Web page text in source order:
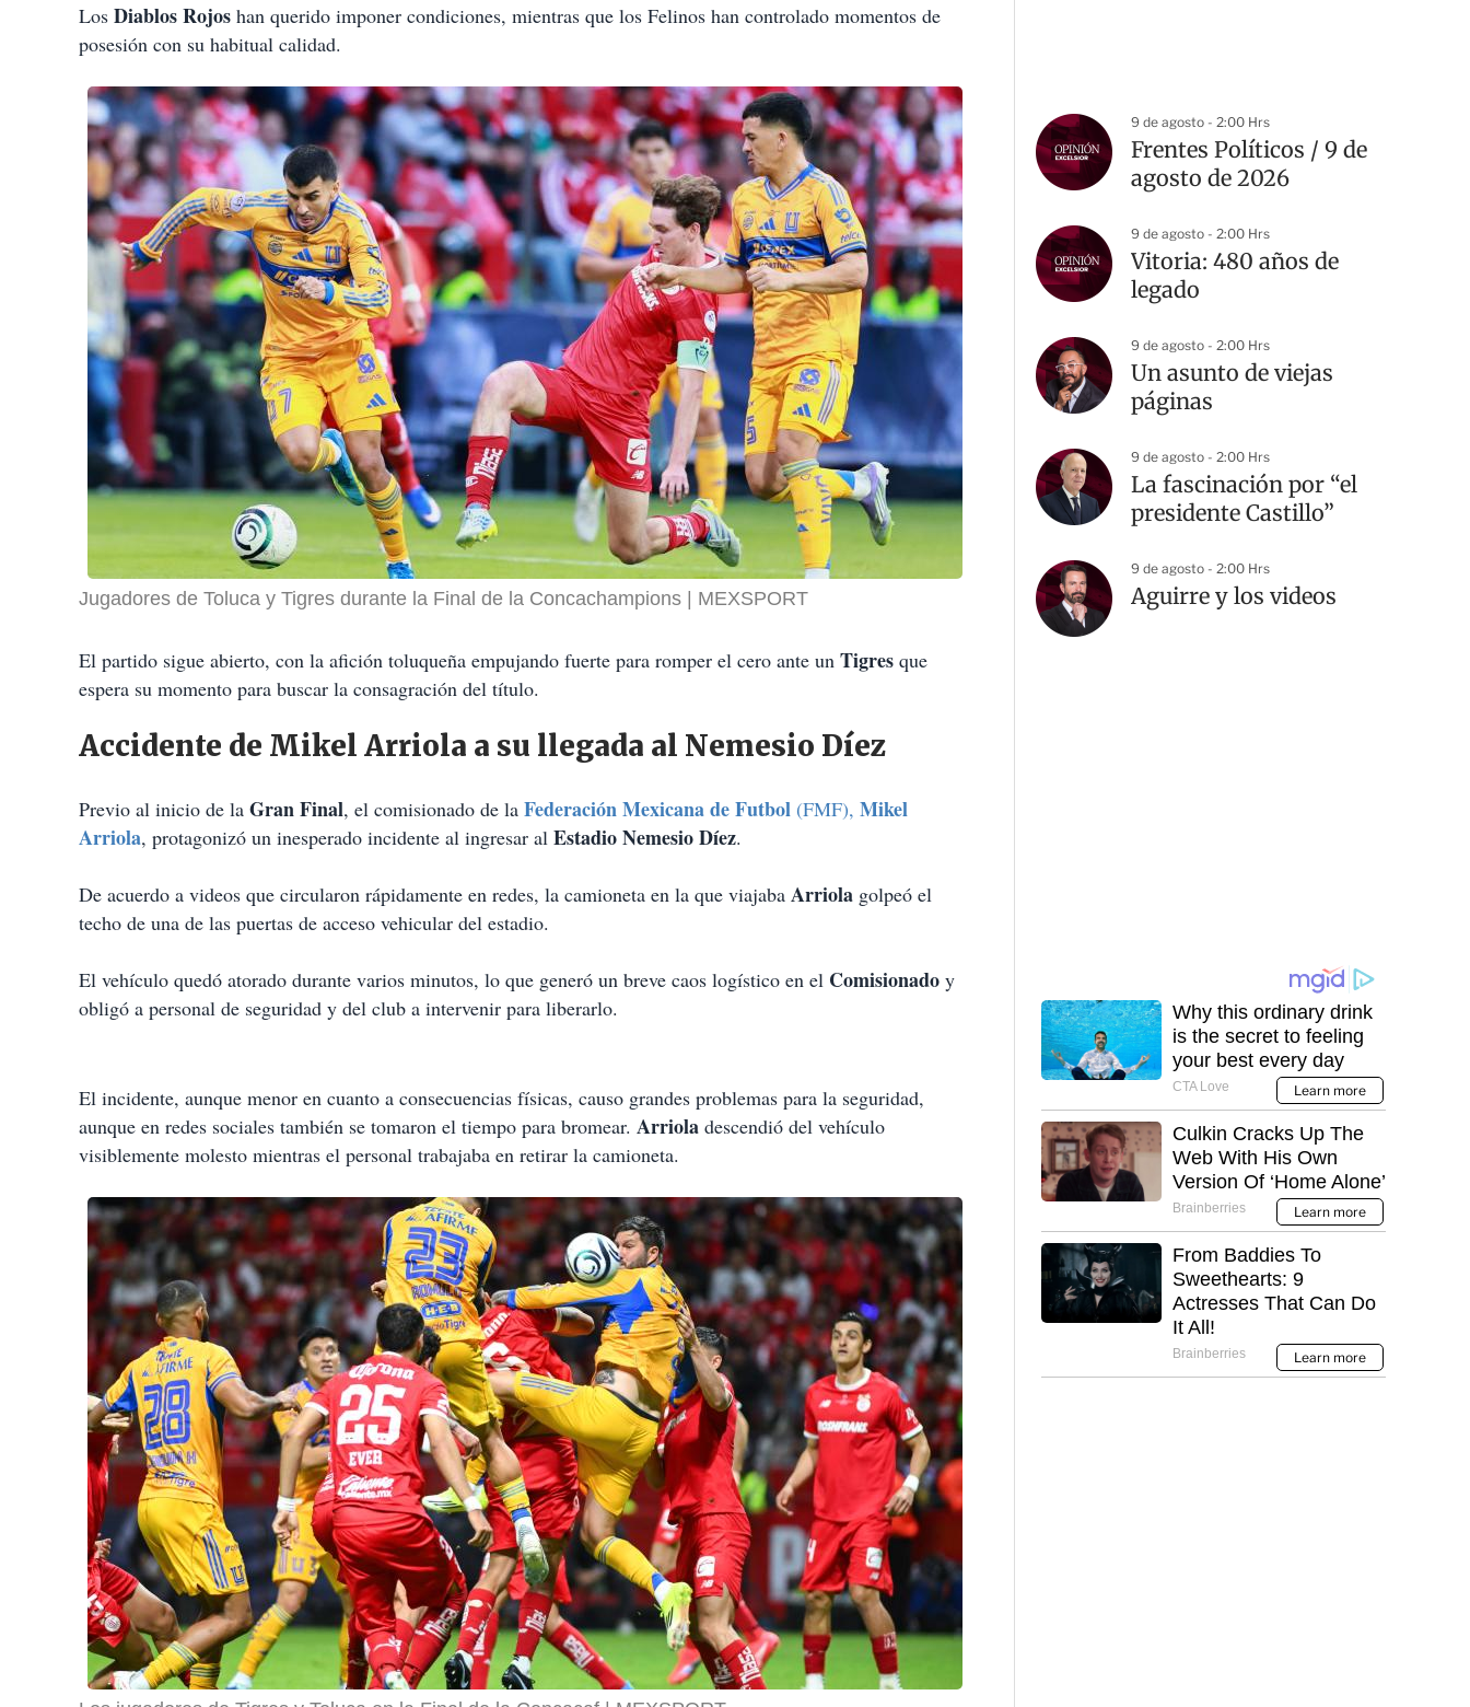
Los Diablos Rojos han querido imponer condiciones, mientras que los Felinos han controlado momentos de
posesión con su habitual calidad.
Jugadores de Toluca y Tigres durante la Final de la Concachampions MEXSPORT
El partido sigue abierto, con la afición toluqueña empujando fuerte para romper el cero ante un Tigres que
espera su momento para buscar la consagración del título.
Accidente de Mikel Arriola a su llegada al Nemesio Díez
Previo al inicio de la Gran Final, el comisionado de la Federación Mexicana de Futbol (FMF), Mikel
Arriola, protagonizó un inesperado incidente al ingresar al Estadio Nemesio Díez.
De acuerdo a videos que circularon rápidamente en redes, la camioneta en la que viajaba Arriola golpeó el
techo de una de las puertas de acceso vehicular del estadio.
El vehículo quedó atorado durante varios minutos, lo que generó un breve caos logístico en el Comisionado y
obligó a personal de seguridad y del club a intervenir para liberarlo.
El incidente, aunque menor en cuanto a consecuencias físicas, causo grandes problemas para la seguridad,
aunque en redes sociales también se tomaron el tiempo para bromear. Arriola descendió del vehículo
visiblemente molesto mientras el personal trabajaba en retirar la camioneta.
9 de agosto - 2:00 Hrs
Frentes Políticos / 9 de
agosto de 2026
9 de agosto - 2:00 Hrs
Vitoria: 480 años de
legado
9 de agosto - 2:00 Hrs
Un asunto de viejas
páginas
9 de agosto - 2:00 Hrs
La fascinación por “el
presidente Castillo”
9 de agosto - 2:00 Hrs
Aguirre y los videos